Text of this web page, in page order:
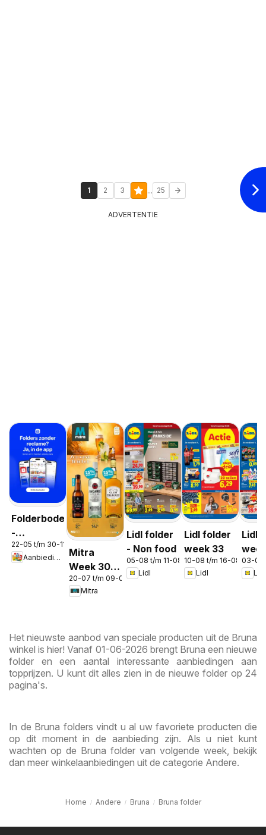
1 2 3 ... 25
ADVERTENTIE
Folderbode
-
Aanbiedingen
in de app
22-05 t/m 30-11-2026
Aanbiedingen
Mitra
Week 30 &
31
20-07 t/m 09-08-2026
Mitra
Lidl folder
- Non food
05-08 t/m 11-08-2026
Lidl
Lidl folder
week 33
10-08 t/m 16-08-2026
Lidl
Lidl
03-08
Lidl
Het nieuwste aanbod van speciale producten uit de Bruna
winkel is hier! Vanaf 01-06-2026 brengt Bruna een nieuwe
folder en een aantal interessante aanbiedingen aan
topprijzen. U kunt dit alles zien in de nieuwe folder op 24
pagina's.
In de Bruna folders vindt u al uw favoriete producten die
op dit moment in de aanbieding zijn. Als u niet kunt
wachten op de Bruna folder van volgende week, bekijk
dan meer winkelaanbiedingen uit de categorie Andere.
Home Andere Bruna Bruna folder